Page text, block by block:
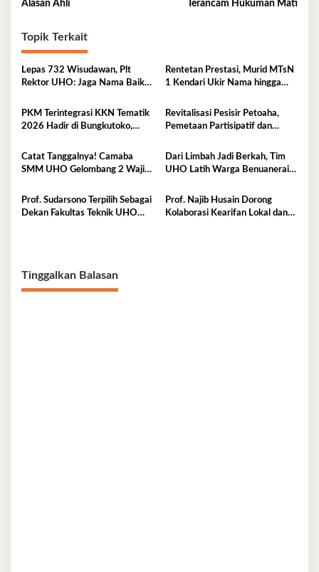
Alasan Ahli
Terancam Hukuman Mati
Topik Terkait
Lepas 732 Wisudawan, Plt
Rektor UHO: Jaga Nama Baik
Rentetan Prestasi, Murid MTsN
1 Kendari Ukir Nama hingga
PKM Terintegrasi KKN Tematik
2026 Hadir di Bungkutoko,
Tradisional Pesisir
Revitalisasi Pesisir Petoaha,
Pemetaan Partisipatif dan
Catat Tanggalnya! Camaba
SMM UHO Gelombang 2 Wajib
Dari Limbah Jadi Berkah, Tim
UHO Latih Warga Benuanerai
Prof. Sudarsono Terpilih Sebagai
Dekan Fakultas Teknik UHO
Prof. Najib Husain Dorong
Kolaborasi Kearifan Lokal dan
Tinggalkan Balasan